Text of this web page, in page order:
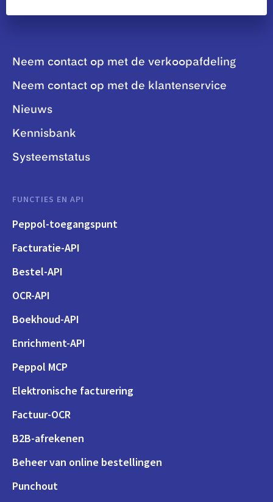
Neem contact op met de verkoopafdeling
Neem contact op met de klantenservice
Nieuws
Kennisbank
Systeemstatus
FUNCTIES EN API
Peppol-toegangspunt
Facturatie-API
Bestel-API
OCR-API
Boekhoud-API
Enrichment-API
Peppol MCP
Elektronische facturering
Factuur-OCR
B2B-afrekenen
Beheer van online bestellingen
Punchout